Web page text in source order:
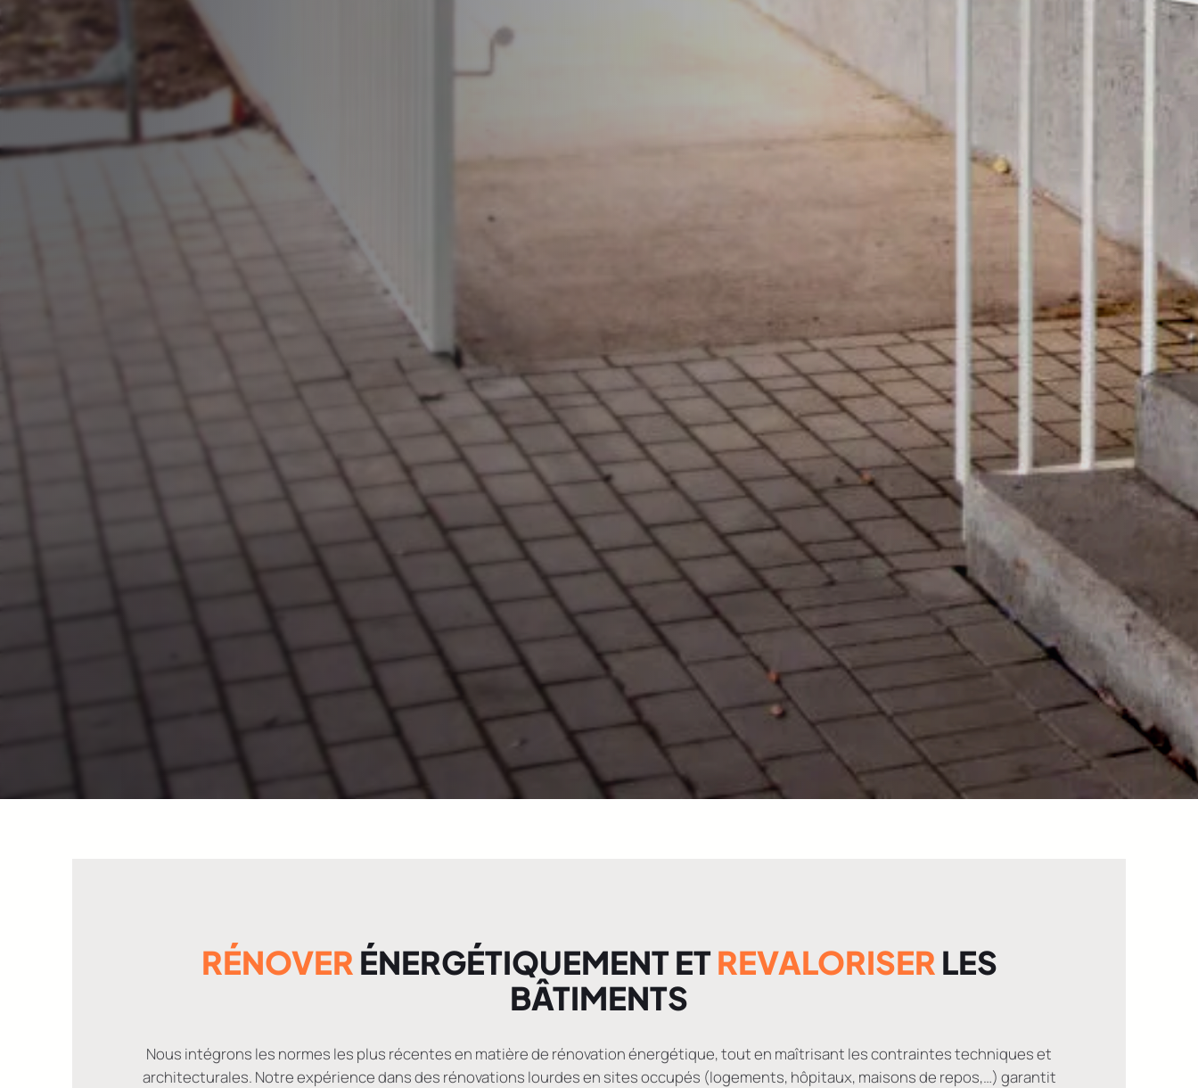
RÉNOVER ÉNERGÉTIQUEMENT ETREVALORISER LES
BÂTIMENTS
Nous intégrons les normes les plus récentes en matière de rénovation énergétique, tout en maîtrisant les contraintes techniques et
architecturales. Notre expérience dans des rénovations lourdes en sites occupés (logements, hôpitaux, maisons de repos,…) garantit